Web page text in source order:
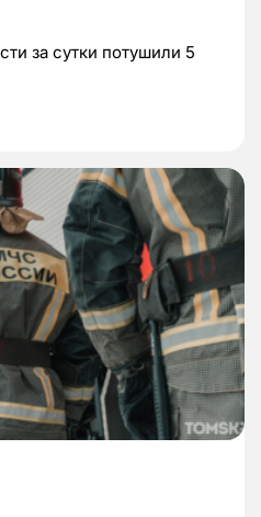
за сутки потушили 5